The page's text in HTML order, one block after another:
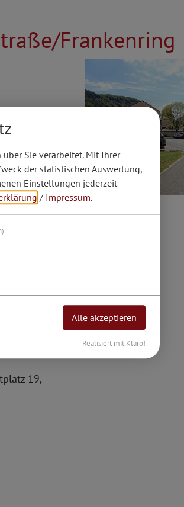
Frankenring
19
Sie verarbeitet. Mit Ihrer
der statistischen Auswertung,
Einstellungen jederzeit
/ Impressum.
Alle akzeptieren
Realisiert mit Klaro!